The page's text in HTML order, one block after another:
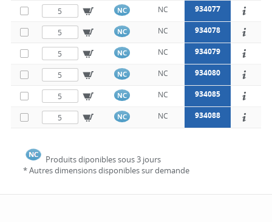
NC NC 934077
NC NC 934078
NC NC 934079
NC NC 934080
NC NC 934085
NC NC 934088
Produits diponibles sous 3 jours
* Autres dimensions disponibles sur demande